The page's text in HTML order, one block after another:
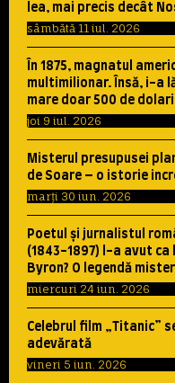
lea, mai precis decât
sâmbătă 11 iul. 2026
În 1875, magnatul
multimilionar. Însă, i-a
mare doar 500 de
joi 9 iul. 2026
Misterul presupusei
de Soare – o istorie
marți 30 iun. 2026
Poetul şi jurnalistul
(1843-1897) l-a avut ca
Byron? O legendă
miercuri 24 iun. 2026
Celebrul film „Titanic”
adevărată
vineri 5 iun. 2026